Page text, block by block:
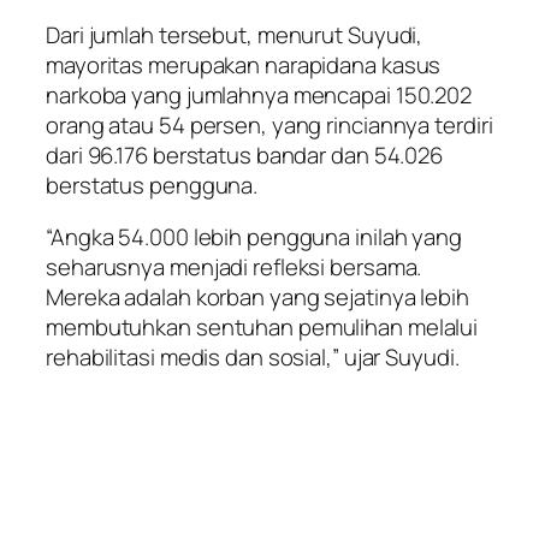
Dari jumlah tersebut, menurut Suyudi,
mayoritas merupakan narapidana kasus
narkoba yang jumlahnya mencapai 150.202
orang atau 54 persen, yang rinciannya terdiri
dari 96.176 berstatus bandar dan 54.026
berstatus pengguna.
“Angka 54.000 lebih pengguna inilah yang
seharusnya menjadi refleksi bersama.
Mereka adalah korban yang sejatinya lebih
membutuhkan sentuhan pemulihan melalui
rehabilitasi medis dan sosial,” ujar Suyudi.